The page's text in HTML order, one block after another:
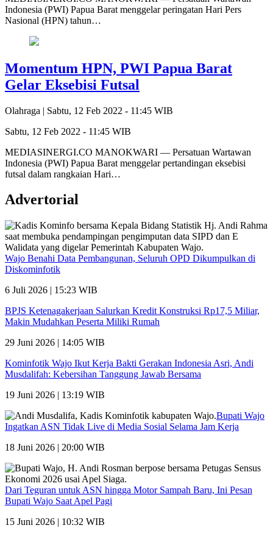
Indonesia (PWI) Papua Barat menggelar peringatan Hari Pers
Nasional (HPN) tahun…
Momentum HPN, PWI Papua Barat
Gelar Eksebisi Futsal
Olahraga | Sabtu, 12 Feb 2022 - 11:45 WIB
Sabtu, 12 Feb 2022 - 11:45 WIB
MEDIASINERGI.CO MANOKWARI — Persatuan Wartawan
Indonesia (PWI) Papua Barat menggelar pertandingan eksebisi
futsal dalam rangkaian Hari…
Advertorial
Wajo Benahi Data Pembangunan, Seluruh OPD Dikumpulkan di
Diskominfotik
6 Juli 2026 | 15:23 WIB
BPJS Ketenagakerjaan Salurkan Kredit Konstruksi Rp17,5 Miliar,
Makin Mudahkan Peserta Miliki Rumah
29 Juni 2026 | 14:05 WIB
Kominfotik Wajo Ikut Kerja Bakti Gerakan Indonesia Asri, Andi
Musdalifah: Kebersihan Tanggung Jawab Bersama
19 Juni 2026 | 13:19 WIB
Bupati Wajo
Ingatkan ASN Tidak Live di Media Sosial Selama Jam Kerja
18 Juni 2026 | 20:00 WIB
Dari Teguran untuk ASN hingga Motor Sampah Baru, Ini Pesan
Bupati Wajo Saat Apel Pagi
15 Juni 2026 | 10:32 WIB